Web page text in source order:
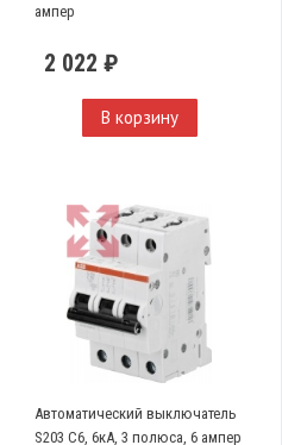
ампер
2 022 ₽
В корзину
Автоматический выключатель
S203 C6, 6кА, 3 полюса, 6 ампер